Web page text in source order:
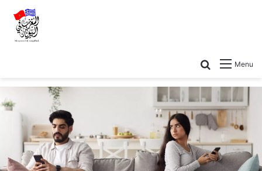
Menu